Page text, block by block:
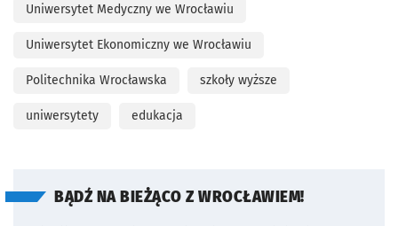
Uniwersytet Medyczny we Wrocławiu
Uniwersytet Ekonomiczny we Wrocławiu
Politechnika Wrocławska szkoły wyższe
uniwersytety edukacja
BĄDŹ NA BIEŻĄCO Z WROCŁAWIEM!